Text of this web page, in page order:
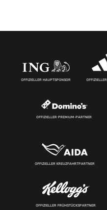
OFFIZIELLER HAUPTSPONSOR
OFFIZIELLER PREMIUM-PARTNER
OFFIZIELLER KREUZFAHRTPARTNER
OFFIZIELLER FRÜHSTÜCKSPARTNER